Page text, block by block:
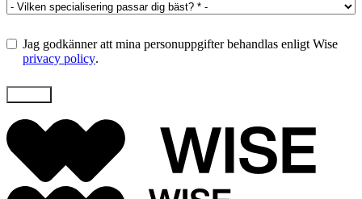
Jag godkänner att mina personuppgifter behandlas enligt Wise
privacy policy.